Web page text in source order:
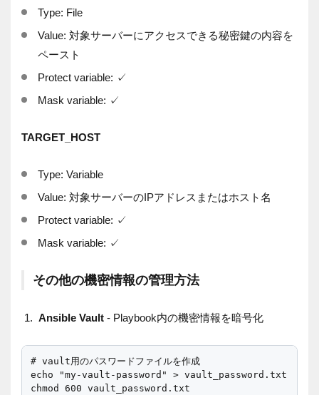
Type: File
Value: 対象サーバーにアクセスできる秘密鍵の内容を
ペースト
Protect variable: ✓
Mask variable: ✓
TARGET_HOST
Type: Variable
Value: 対象サーバーのIPアドレスまたはホスト名
Protect variable: ✓
Mask variable: ✓
その他の機密情報の管理方法
Ansible Vault - Playbook内の機密情報を暗号化
# vault用のパスワードファイルを作成
echo "my-vault-password" > vault_password.txt
chmod 600 vault_password.txt